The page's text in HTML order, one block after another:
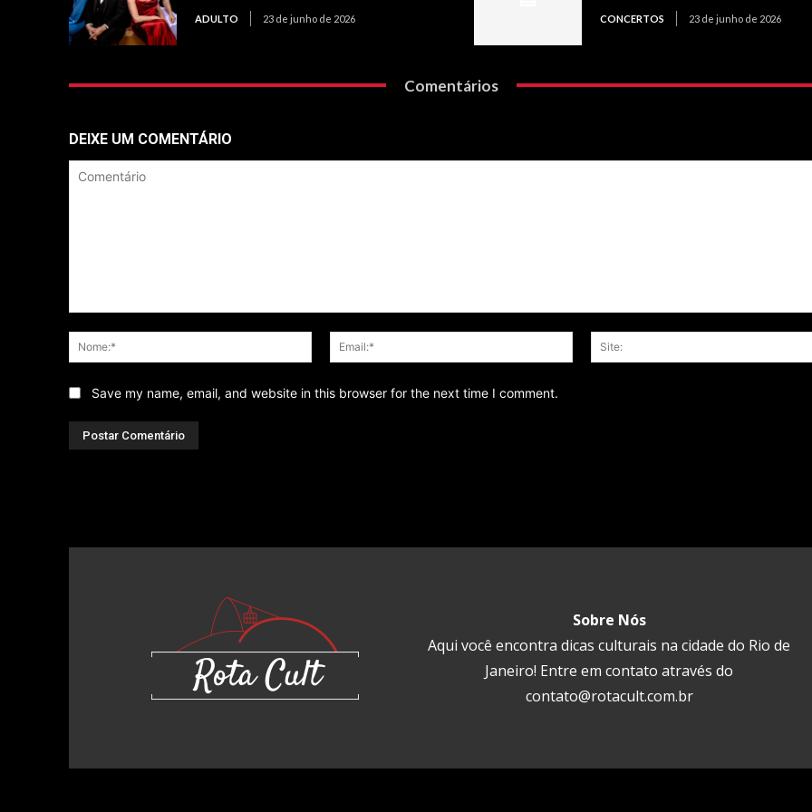
ADULTO 23 de junho de 2026 CONCERTOS 23 de junho de 2026
Comentários
DEIXE UM COMENTÁRIO
Nome:*
Email:*
Save my name, email, and website in this browser for the next time I comment.
Sobre Nós
Aqui você encontra dicas culturais na cidade do Rio de
Janeiro! Entre em contato através do
contato@rotacult.com.br